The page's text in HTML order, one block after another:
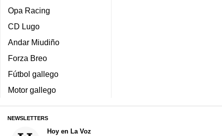
Opa Racing
CD Lugo
Andar Miudiño
Forza Breo
Fútbol gallego
Motor gallego
NEWSLETTERS
Hoy en La Voz